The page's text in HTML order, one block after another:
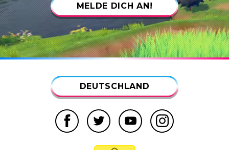
MELDE DICH AN!
DEUTSCHLAND